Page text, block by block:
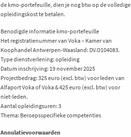
de kmo-portefeuille, dien je nog btw op de volledige
opleidingskost te betalen.
Benodigde informatie kmo-portefeuille
Het registratienummer van Voka – Kamer van
Koophandel Antwerpen-Waasland: DV.O104083.
Type dienstverlening: opleiding
Datum inschrijving: 19 november 2025
Projectbedrag: 325 euro (excl. btw) voor leden van
Alfaport Voka of Voka & 425 euro (excl. btw) voor
niet-leden.
Aantal opleidingsuren: 3
Thema: Beroepsspecifieke competenties
Annulatievoorwaarden